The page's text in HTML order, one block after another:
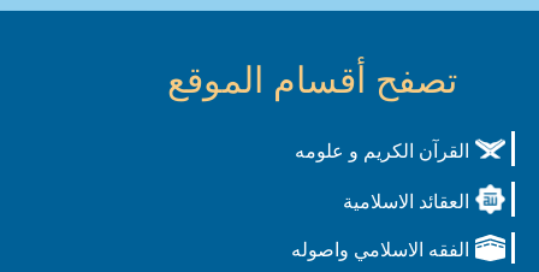
تصفح أقسام الموقع
القرآن الكريم و علومه
العقائد الاسلامية
الفقه الاسلامي واصوله